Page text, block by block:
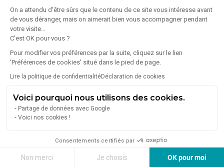
On a attendu d'être sûrs que le contenu de ce site vous intéresse avant
de vous déranger, mais on aimerait bien vous accompagner pendant
votre visite...
C'est OK pour vous ?
Pour modifier vos préférences par la suite, cliquez sur le lien
'Préférences de cookies' situé dans le pied de page.
Lire la politique de confidentialitéDéclaration de cookies
Voici pourquoi nous utilisons des cookies.
Partage de données avec Google
Voici nos cookies !
Consentements certifiés par
Non merci Je choisis
OK pour moi
Consommation (énergie primaire) : Non communiqué
Indice d'émission de gaz à effet de serre (GES)
À propos de l'agence